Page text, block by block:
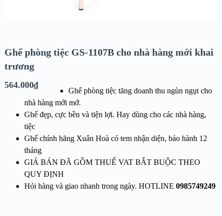
Ghế phòng tiệc GS-1107B cho nhà hàng mới khai
trương
564.000₫
Ghế phòng tiệc tăng doanh thu ngùn ngụt cho
nhà hàng mới mở.
Ghế đẹp, cực bền và tiện lợi. Hay dùng cho các nhà hàng,
tiệc
Ghế chính hãng Xuân Hoà có tem nhận diện, bảo hành 12
tháng
GIÁ BÁN ĐÃ GỒM THUẾ VAT BẮT BUỘC THEO
QUY ĐỊNH
Hỏi hàng và giao nhanh trong ngày. HOTLINE 0985749249